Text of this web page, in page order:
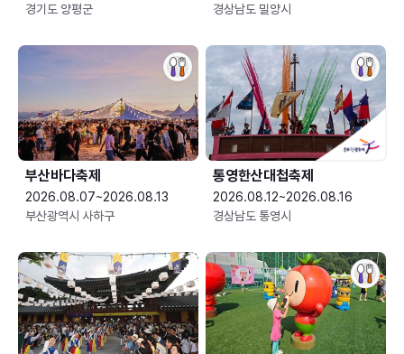
경기도 양평군
경상남도 밀양시
부산바다축제
2026.08.07~2026.08.13
부산광역시 사하구
통영한산대첩축제
2026.08.12~2026.08.16
경상남도 통영시